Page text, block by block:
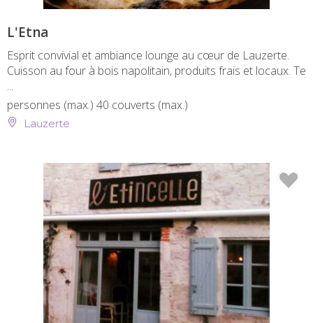
L'Etna
Esprit convivial et ambiance lounge au cœur de Lauzerte.
Cuisson au four à bois napolitain, produits frais et locaux. Te
...
personnes (max.) 40 couverts (max.)
Lauzerte